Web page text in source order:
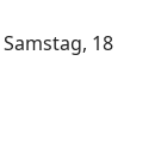
Samstag, 18